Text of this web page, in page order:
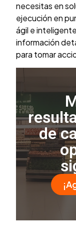
necesitas en
ejecución en
ágil e
información
para tomar
de